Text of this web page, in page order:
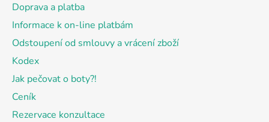
Doprava a platba
Informace k on-line platbám
Odstoupení od smlouvy a vrácení zboží
Kodex
Jak pečovat o boty?!
Ceník
Rezervace konzultace